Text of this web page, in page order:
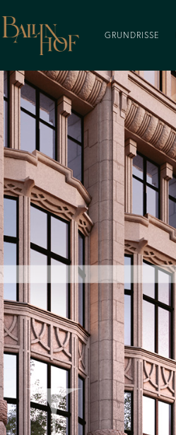
GRUNDRISSE